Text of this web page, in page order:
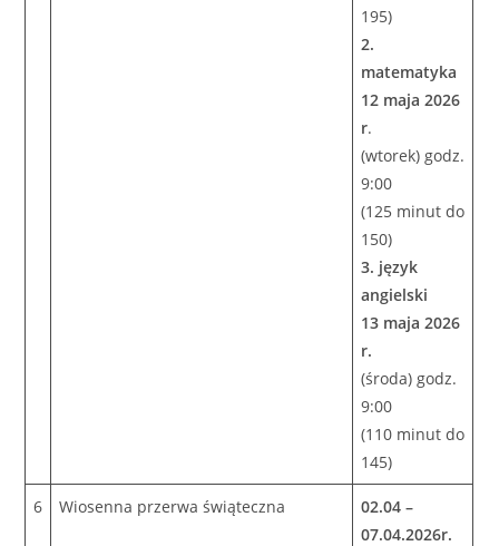
195)
2.
matematyka
12 maja 2026
r.
(wtorek) godz.
9:00
(125 minut do
150)
3. język
angielski
13 maja 2026
r.
(środa) godz.
9:00
(110 minut do
145)
6 Wiosenna przerwa świąteczna
02.04 –
07.04.2026r.